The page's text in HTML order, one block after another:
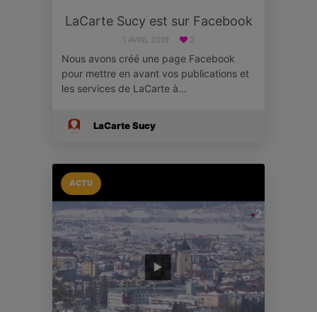
LaCarte Sucy est sur Facebook
1 AVRIL 2019 2
Nous avons créé une page Facebook
pour mettre en avant vos publications et
les services de LaCarte à…
LaCarte Sucy
ACTU